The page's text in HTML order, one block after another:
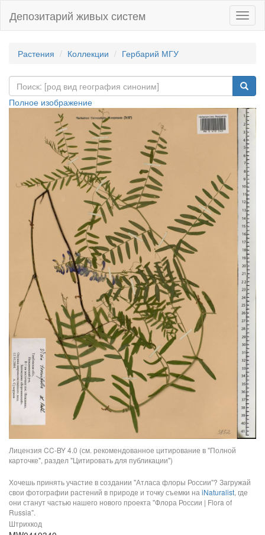
Депозитарий живых систем
Растения Коллекции Гербарий МГУ
Полное изображение
Лицензия CC-BY 4.0 (см. рекомендованное цитирование в "Полной
карточке", раздел "Цитировать для публикации")
Хочешь принять участие в создании "Атласа флоры России"? Загружай
свои фотографии растений в природе и точку съемки наiNaturalist, где
они станут частью нашего нового проекта "Флора России | Flora of
Russia".
Штрихкод